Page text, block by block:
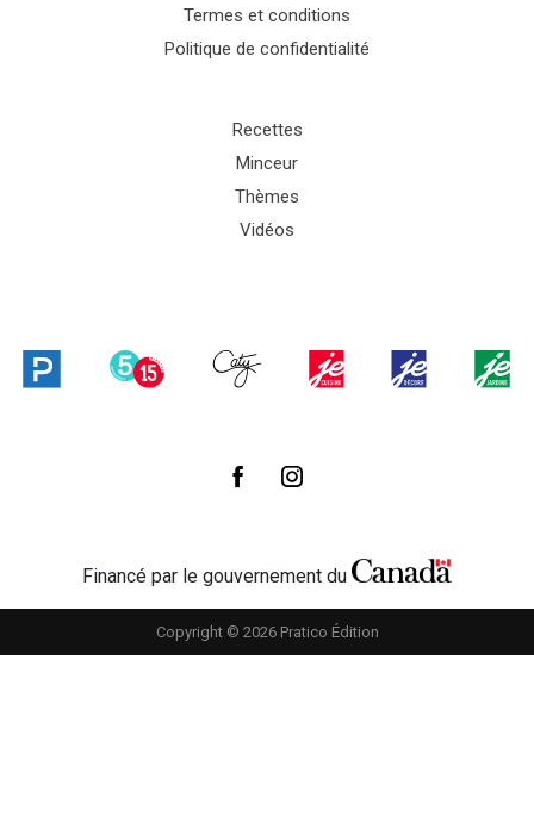
Termes et conditions
Politique de confidentialité
Recettes
Minceur
Thèmes
Vidéos
Financé par le gouvernement du
Copyright © 2026 Pratico Édition